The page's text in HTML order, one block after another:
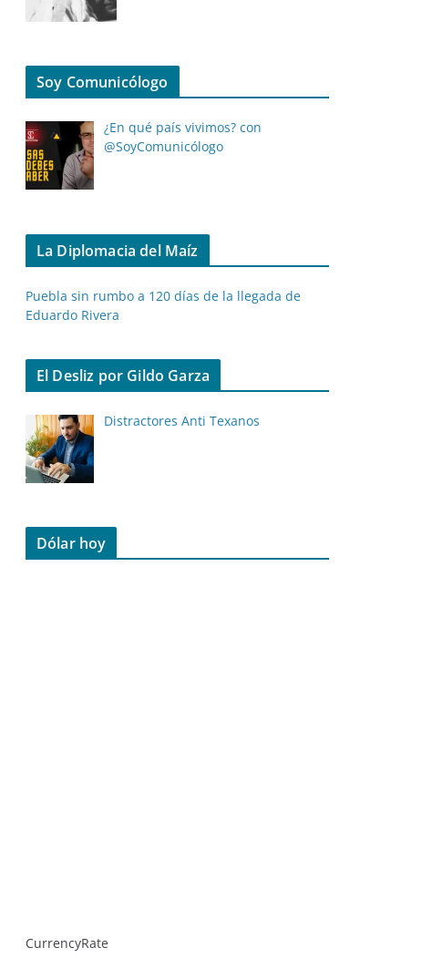
Soy Comunicólogo
¿En qué país vivimos? con
@SoyComunicólogo
La Diplomacia del Maíz
Puebla sin rumbo a 120 días de la llegada de
Eduardo Rivera
El Desliz por Gildo Garza
Distractores Anti Texanos
Dólar hoy
CurrencyRate